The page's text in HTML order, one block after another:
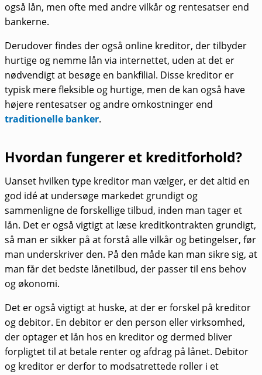
også lån, men ofte med andre vilkår og rentesatser end
bankerne.
Derudover findes der også online kreditor, der tilbyder
hurtige og nemme lån via internettet, uden at det er
nødvendigt at besøge en bankfilial. Disse kreditor er
typisk mere fleksible og hurtige, men de kan også have
højere rentesatser og andre omkostninger end
traditionelle banker.
Hvordan fungerer et kreditforhold?
Uanset hvilken type kreditor man vælger, er det altid en
god idé at undersøge markedet grundigt og
sammenligne de forskellige tilbud, inden man tager et
lån. Det er også vigtigt at læse kreditkontrakten grundigt,
så man er sikker på at forstå alle vilkår og betingelser, før
man underskriver den. På den måde kan man sikre sig, at
man får det bedste lånetilbud, der passer til ens behov
og økonomi.
Det er også vigtigt at huske, at der er forskel på kreditor
og debitor. En debitor er den person eller virksomhed,
der optager et lån hos en kreditor og dermed bliver
forpligtet til at betale renter og afdrag på lånet. Debitor
og kreditor er derfor to modsatrettede roller i et